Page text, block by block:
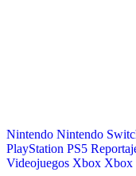
Nintendo Nintendo
PlayStation PS5
Videojuegos Xbox Xbox